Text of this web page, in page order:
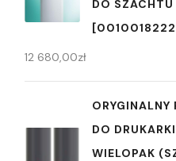
DO
12 680,00zł
DO
WIELOPAK